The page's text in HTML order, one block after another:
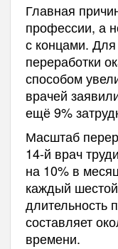
Главная
профессии, а
с концами.
переработки
способом
врачей
ещё 9%
Масштаб
14-й врач
на 10% в
каждый
длительность
составляет
времени.